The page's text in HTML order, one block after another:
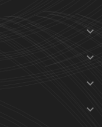



